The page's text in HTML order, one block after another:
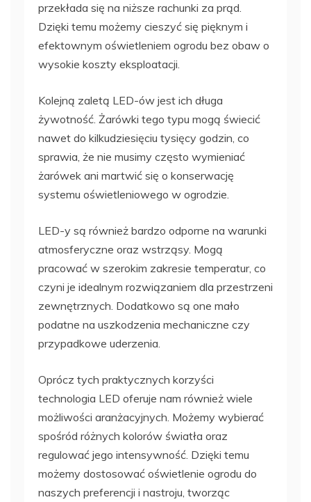
przekłada się na niższe rachunki za prąd.
Dzięki temu możemy cieszyć się pięknym i
efektownym oświetleniem ogrodu bez obaw o
wysokie koszty eksploatacji.
Kolejną zaletą LED-ów jest ich długa
żywotność. Żarówki tego typu mogą świecić
nawet do kilkudziesięciu tysięcy godzin, co
sprawia, że nie musimy często wymieniać
żarówek ani martwić się o konserwację
systemu oświetleniowego w ogrodzie.
LED-y są również bardzo odporne na warunki
atmosferyczne oraz wstrząsy. Mogą
pracować w szerokim zakresie temperatur, co
czyni je idealnym rozwiązaniem dla przestrzeni
zewnętrznych. Dodatkowo są one mało
podatne na uszkodzenia mechaniczne czy
przypadkowe uderzenia.
Oprócz tych praktycznych korzyści
technologia LED oferuje nam również wiele
możliwości aranżacyjnych. Możemy wybierać
spośród różnych kolorów światła oraz
regulować jego intensywność. Dzięki temu
możemy dostosować oświetlenie ogrodu do
naszych preferencji i nastroju, tworząc